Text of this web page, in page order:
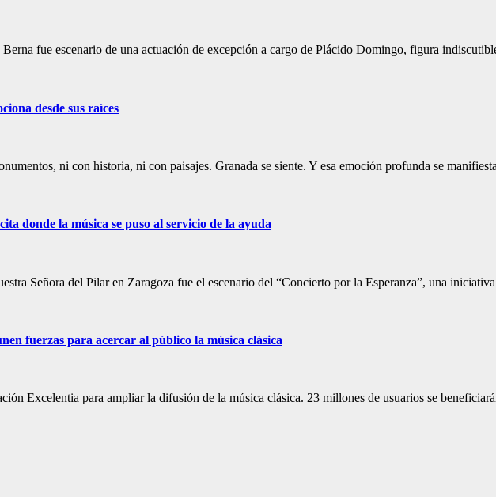
fue escenario de una actuación de excepción a cargo de Plácido Domingo, figura
desde sus raíces
ni con historia, ni con paisajes. Granada se siente. Y esa emoción profunda se
donde la música se puso al servicio de la ayuda
Señora del Pilar en Zaragoza fue el escenario del “Concierto por la Esperanza”, una
fuerzas para acercar al público la música clásica
Excelentia para ampliar la difusión de la música clásica. 23 millones de usuarios se